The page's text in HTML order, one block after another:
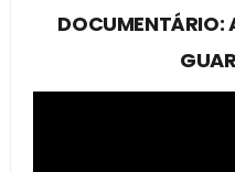
DOCUMENTÁRIO: